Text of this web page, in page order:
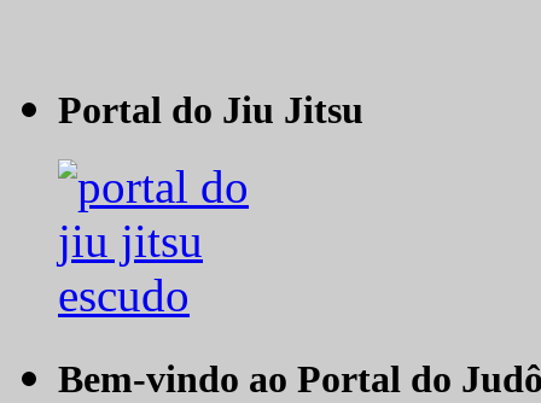
Portal do Jiu Jitsu
Bem-vindo ao Portal do